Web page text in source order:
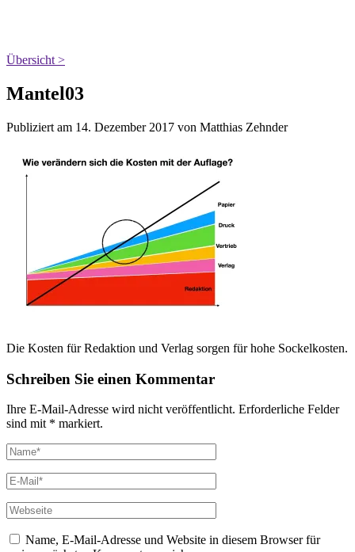
Übersicht >
Mantel03
Publiziert am 14. Dezember 2017 von Matthias Zehnder
Die Kosten für Redaktion und Verlag sorgen für hohe Sockelkosten.
Schreiben Sie einen Kommentar
Ihre E-Mail-Adresse wird nicht veröffentlicht. Erforderliche Felder
sind mit * markiert.
Name, E-Mail-Adresse und Website in diesem Browser für